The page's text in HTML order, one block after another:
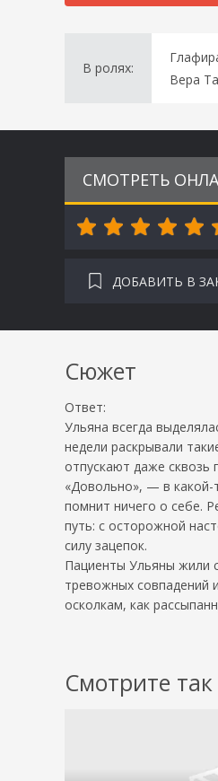
В ролях:
Вера
СМОТРЕТЬ
ДОБАВИТЬ В
Сюжет
Ответ:
Ульяна всегда
недели раскрывали
отпускают даже
«Довольно», — в какой-
помнит ничего о себе.
путь: с осторожной
силу зацепок.
Пациенты Ульяны жили
тревожных
осколкам, как
Смотрите